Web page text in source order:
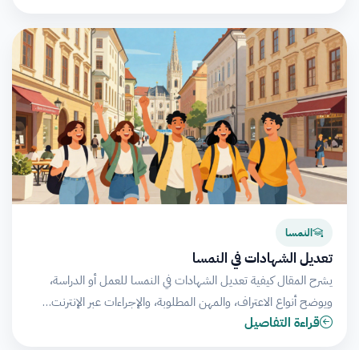
النمسا
تعديل الشهادات في النمسا
يشرح المقال كيفية تعديل الشهادات في النمسا للعمل أو الدراسة،
ويوضح أنواع الاعتراف، والمهن المطلوبة، والإجراءات عبر الإنترنت…
قراءة التفاصيل